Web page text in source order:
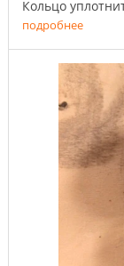
Кольцо
подробнее